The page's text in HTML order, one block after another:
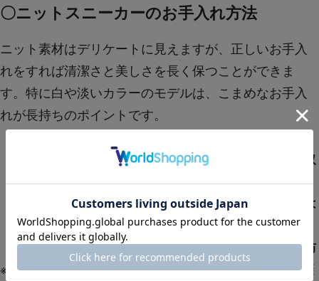
〇ニットスニーカーのお手入れ方法
ニット素材はデリケートに見えますが、正しいお手入
れをすれば清潔さと美しさを長く保つことができま
す。特に白や淡いカラーのモデルは、こまめなお手入
れが長持ちのポイントです。
中性洗剤を薄めた水に布を浸し、やさしく拭き取
る
風通しのよい日陰で自然乾燥させる（直射日光は
避ける）
・使用前後に防水スプレーを施すことで汚れを予防
※洗濯機での丸洗いは型崩れや劣化の原因となるため避